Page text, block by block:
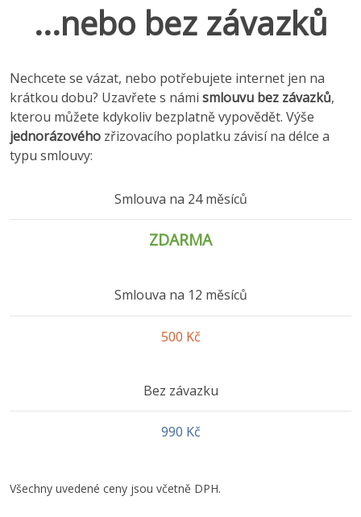
...nebo bez závazků
Nechcete se vázat, nebo potřebujete internet jen na
krátkou dobu? Uzavřete s námi smlouvu bez závazků,
kterou můžete kdykoliv bezplatně vypovědět. Výše
jednorázového zřizovacího poplatku závisí na délce a
typu smlouvy:
Smlouva na 24 měsíců
ZDARMA
Smlouva na 12 měsíců
500 Kč
Bez závazku
990 Kč
Všechny uvedené ceny jsou včetně DPH.